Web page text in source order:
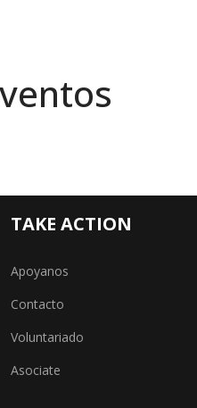
TAKE ACTION
Apoyanos
Contacto
Voluntariado
Asociate